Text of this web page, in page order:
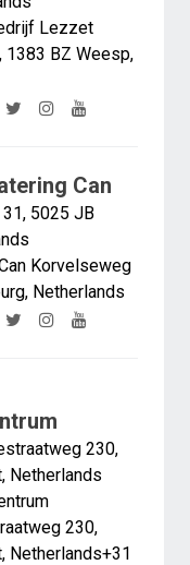
Lezzet
1383 BZ Weesp,
Can
5025 JB
Korvelseweg
Netherlands
230,
Netherlands
230,
Netherlands+31